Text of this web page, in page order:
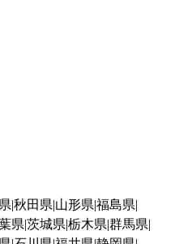
秋田県 山形県 福島県
県 茨城県 栃木県 群馬県